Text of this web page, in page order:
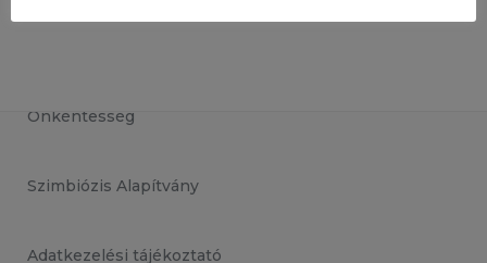
Önkéntesség
Szimbiózis Alapítvány
Adatkezelési tájékoztató